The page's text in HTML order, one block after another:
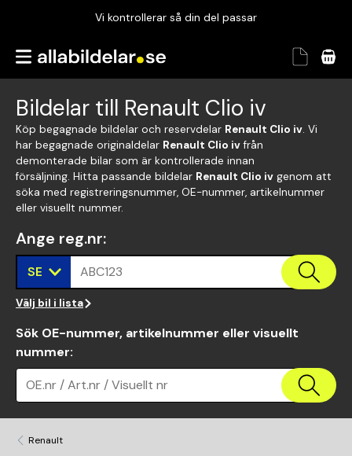
Vi kontrollerar så din del passar
Garanterad passform
Bildelar till Renault Clio iv
Köp begagnade bildelar och reservdelar Renault Clio iv. Vi
har begagnade originaldelar Renault Clio ivfrån
demonterade bilar som är kontrollerade innan
försäljning. Hitta passande bildelar Renault Clio iv genom att
söka med registreringsnummer, OE-nummer, artikelnummer
eller visuellt nummer.
Ange reg.nr:
SE ABC123
Välj bil i lista
Sök OE-nummer, artikelnummer eller visuellt
nummer:
OE.nr / Art.nr / Visuellt nr
Renault